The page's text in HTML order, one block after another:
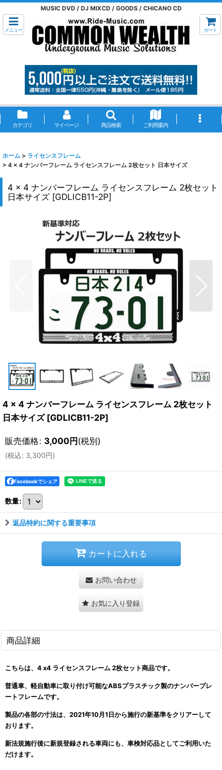
MUSIC DVD / DJ MIXCD / GOODS / CHICANO CD
メニュー カート
カテゴリ マイページ 商品検索 ご利用案内
ホーム > ライセンスフレーム
> 4 x 4 ナンバーフレーム ライセンスフレーム 2枚セット 日本サイズ
4 x 4 ナンバーフレーム ライセンスフレーム 2枚セット
日本サイズ [GDLICB11-2P]
4 x 4 ナンバーフレーム ライセンスフレーム 2枚セット
日本サイズ [GDLICB11-2P]
販売価格: 3,000円(税別)
(税込: 3,300円)
Facebookでシェア
数量:
返品特約に関する重要事項
カートに入れる
お問い合わせ
お気に入り登録
商品詳細
こちらは、4 x4 ライセンスフレーム 2枚セット商品です。
普通車、軽自動車に取り付け可能なABSプラスチック製のナンバープレ
ートフレームです。
製品の各部の寸法は、2021年10月1日から施行の新基準をクリアーして
おります。
新法規施行後に新規登録される車両にも、車検対応品としてご利用いた
だけます。